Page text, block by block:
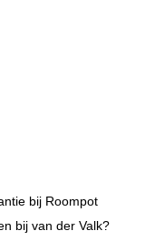
bij Roompot
bij van der Valk?